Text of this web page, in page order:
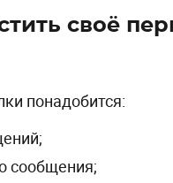
своё
понадобится:
сообщения;